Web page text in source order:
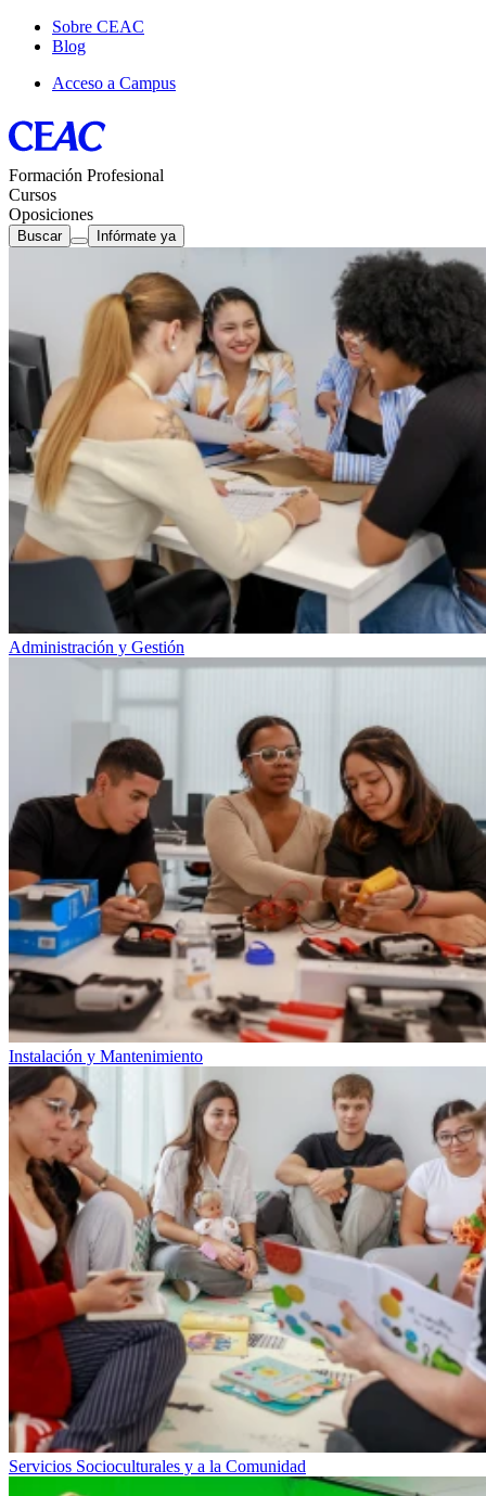
Sobre CEAC
Blog
Acceso a Campus
Formación Profesional
Cursos
Oposiciones
Buscar Infórmate ya
Administración y Gestión
Instalación y Mantenimiento
Servicios Socioculturales y a la Comunidad